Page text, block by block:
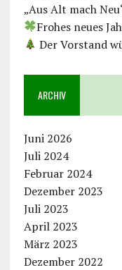
„Aus Alt mach
Frohes neues
Der Vorstand
ARCHIV
Juni 2026
Juli 2024
Februar 2024
Dezember 2023
Juli 2023
April 2023
März 2023
Dezember 2022